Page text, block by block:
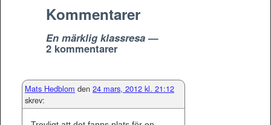
Kommentarer
En märklig klassresa —
2 kommentarer
Mats Hedblom den 24 mars, 2012 kl. 21:12
skrev: